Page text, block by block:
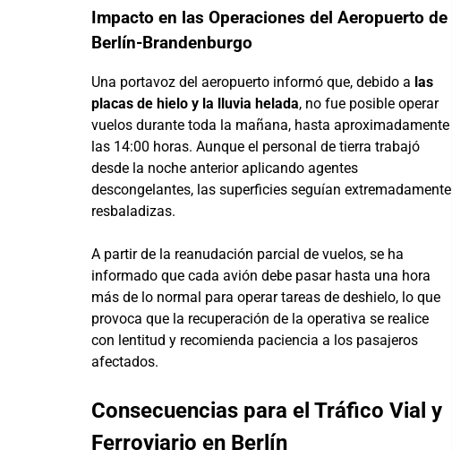
Impacto en las Operaciones del Aeropuerto de
Berlín-Brandenburgo
Una portavoz del aeropuerto informó que, debido a las
placas de hielo y la lluvia helada, no fue posible operar
vuelos durante toda la mañana, hasta aproximadamente
las 14:00 horas. Aunque el personal de tierra trabajó
desde la noche anterior aplicando agentes
descongelantes, las superficies seguían extremadamente
resbaladizas.
A partir de la reanudación parcial de vuelos, se ha
informado que cada avión debe pasar hasta una hora
más de lo normal para operar tareas de deshielo, lo que
provoca que la recuperación de la operativa se realice
con lentitud y recomienda paciencia a los pasajeros
afectados.
Consecuencias para el Tráfico Vial y
Ferroviario en Berlín